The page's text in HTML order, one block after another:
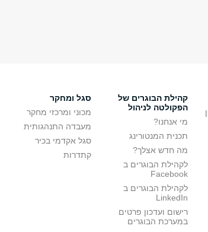
קהילת הבוגרים של
הפקולטה לניהול
מי אנחנו?
תכנית המנטורינג
מה חדש אצלך?
לקהילת הבוגרים ב
Facebook
לקהילת הבוגרים ב
LinkedIn
רישום ועדכון פרטים
במערכת הבוגרים
סגל ומחקר
מכוני ומרכזי מחקר
מעבדה התנהגותית
סגל אקדמי בכיר
קתדרות